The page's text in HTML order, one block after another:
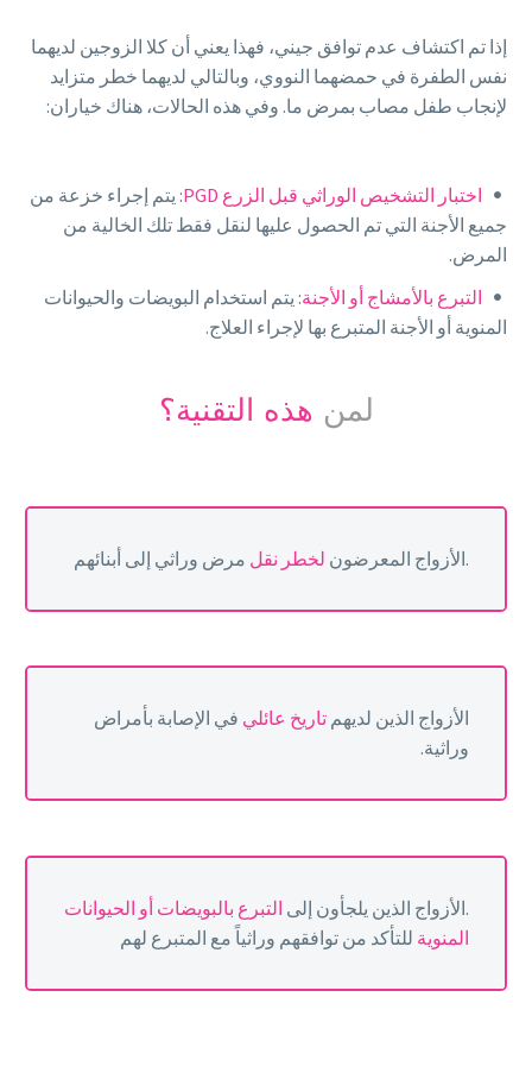
إذا تم اكتشاف عدم توافق جيني، فهذا يعني أن كلا الزوجين لديهما
نفس الطفرة في حمضهما النووي، وبالتالي لديهما خطر متزايد
لإنجاب طفل مصاب بمرض ما. وفي هذه الحالات، هناك خياران:
اختبار التشخيص الوراثي قبل الزرع PGD
: يتم إجراء خزعة من
جميع الأجنة التي تم الحصول عليها لنقل فقط تلك الخالية من
المرض.
التبرع بالأمشاج أو الأجنة: يتم استخدام البويضات والحيوانات
المنوية أو الأجنة المتبرع بها لإجراء العلاج.
لمن هذه التقنية؟
.الأزواج المعرضون لخطر نقل مرض وراثي إلى أبنائهم
الأزواج الذين لديهم تاريخ عائلي في الإصابة بأمراض
وراثية.
.الأزواج الذين يلجأون إلى التبرع بالبويضات أو الحيوانات
المنوية للتأكد من توافقهم وراثياً مع المتبرع لهم